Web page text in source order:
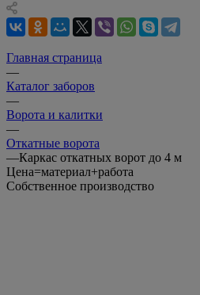
Главная страница
—
Каталог заборов
—
Ворота и калитки
—
Откатные ворота
—Каркас откатных ворот до 4 м
Цена=материал+работа
Собственное производство